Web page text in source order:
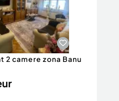
2 camere zona Banu